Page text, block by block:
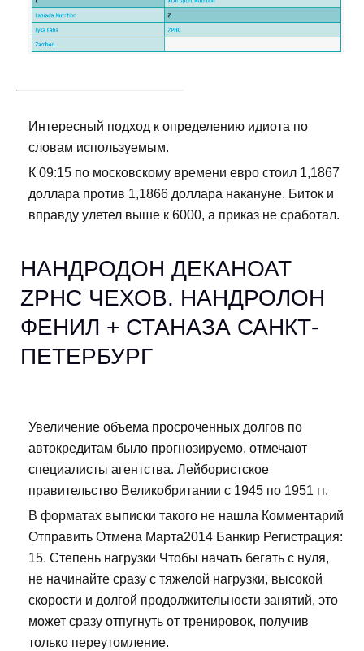
Интересный подход к определению идиота по
словам используемым.
К 09:15 по московскому времени евро стоил 1,1867
доллара против 1,1866 доллара накануне. Биток и
вправду улетел выше к 6000, а приказ не сработал.
НАНДРОДОН ДЕКАНОАТ
ZPHC ЧЕХОВ. НАНДРОЛОН
ФЕНИЛ + СТАНАЗА САНКТ-
ПЕТЕРБУРГ
Увеличение объема просроченных долгов по
автокредитам было прогнозируемо, отмечают
специалисты агентства. Лейбористское
правительство Великобритании с 1945 по 1951 гг.
В форматах выписки такого не нашла Комментарий
Отправить Отмена Марта2014 Банкир Регистрация:
15. Степень нагрузки Чтобы начать бегать с нуля,
не начинайте сразу с тяжелой нагрузки, высокой
скорости и долгой продолжительности занятий, это
может сразу отпугнуть от тренировок, получив
только переутомление.